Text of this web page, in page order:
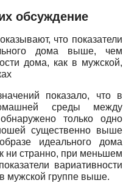
обсуждение
что показатели
дома выше, чем
дома, как в мужской,
показало, что в
среды между
только одно
существенно выше
идеального дома
ни странно, при меньшем
вариативности
мужской группе выше.